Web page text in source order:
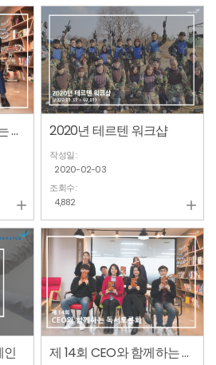
제 15회 CEO와 함께하는 독서토론회

2020년 테르텐 워크샵
작성일 :
2020-02-03
조회수 :
4,882

인 제 14회 CEO와 함께하는 독서토론회